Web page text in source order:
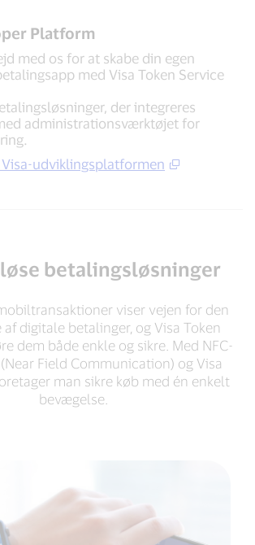
Platform
med os for at skabe din egen
med Visa Token Service
der integreres
administrationsværktøjet for
udviklingsplatformen
betalingsløsninger
viser vejen for den
digitale betalinger, og Visa Token
dem både enkle og sikre. Med NFC-
Field Communication) og Visa
man sikre køb med én enkelt
bevægelse.